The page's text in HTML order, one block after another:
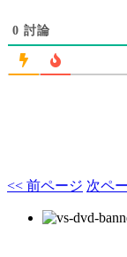
0 討論
<< 前ページ 次ペ